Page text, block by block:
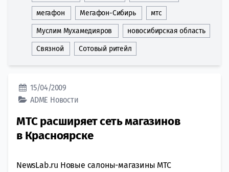
мегафон Мегафон-Сибирь мтс
Муслим Мухамедияров новосибирская область
Связной Сотовый ритейл
15/04/2009
ADME Новости
МТС расширяет сеть магазинов
в Красноярске
NewsLab.ru Новые салоны-магазины МТС